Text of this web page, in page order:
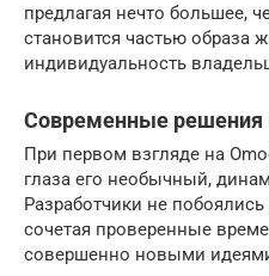
предлагая нечто большее,
становится частью образа
индивидуальность
Современные решения
При первом взгляде на
глаза его необычный,
Разработчики не
сочетая проверенные
совершенно новыми